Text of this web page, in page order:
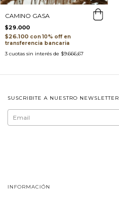
CAMINO GASA
$29.000
$26.100 con
transferencia bancaria
3 cuotas sin interés de $9.666,67
SUSCRIBITE A NUESTRO NEWSLETTER
INFORMACIÓN